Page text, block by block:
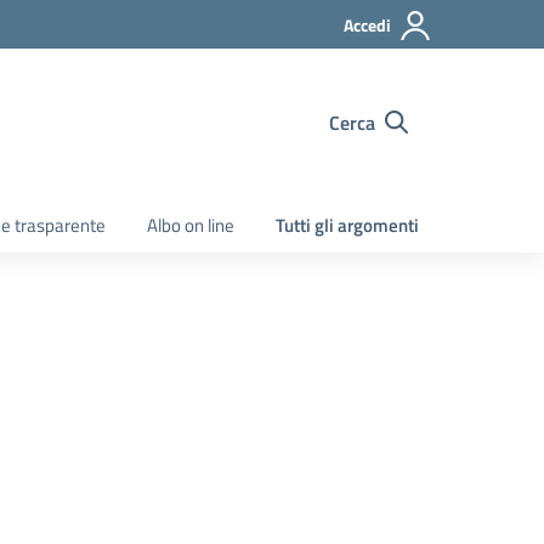
Accedi
Cerca
trasparente Albo on line Tutti gli argomenti